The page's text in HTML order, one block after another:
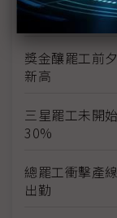
勞資談判破
獎金釀罷工前
新高
三星罷工未開
30%
總罷工衝擊產
出勤